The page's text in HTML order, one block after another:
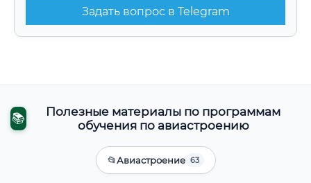
Задать вопрос в Telegram
📚
Полезные материалы по программам
обучения по авиастроению
📂Авиастроение 63